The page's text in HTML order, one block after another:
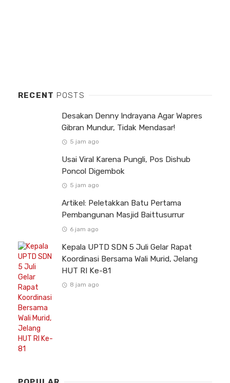
RECENT POSTS
Desakan Denny Indrayana Agar Wapres
Gibran Mundur, Tidak Mendasar!
5 jam ago
Usai Viral Karena Pungli, Pos Dishub
Poncol Digembok
5 jam ago
Artikel: Peletakkan Batu Pertama
Pembangunan Masjid Baittusurrur
6 jam ago
Kepala UPTD SDN 5 Juli Gelar Rapat
Koordinasi Bersama Wali Murid, Jelang
HUT RI Ke-81
8 jam ago